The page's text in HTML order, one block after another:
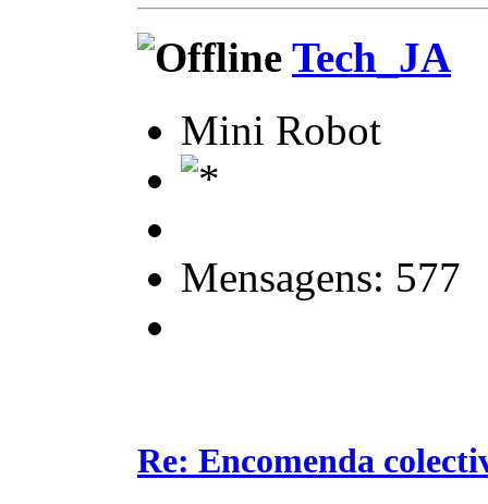
Tech_JA
Mini Robot
Mensagens: 577
Re: Encomenda